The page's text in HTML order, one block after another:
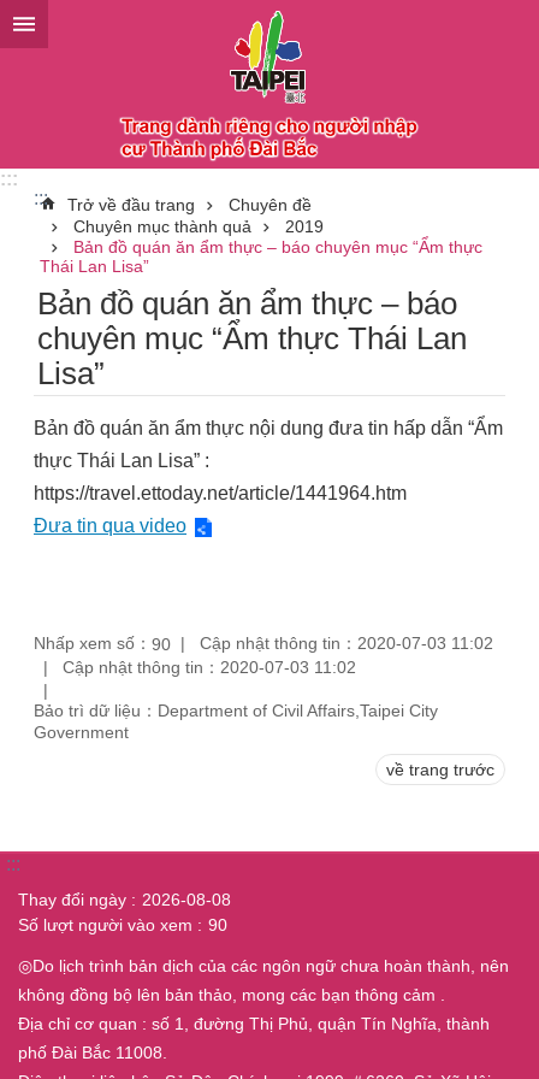
Chuyển đến khối nội dung chính
:::
:::
Trở về đầu trang
Chuyên đề
Chuyên mục thành quả
2019
Bản đồ quán ăn ẩm thực – báo chuyên mục “Ẩm thực
Thái Lan Lisa”
Bản đồ quán ăn ẩm thực – báo
chuyên mục “Ẩm thực Thái Lan
Lisa”
Bản đồ quán ăn ẩm thực nội dung đưa tin hấp dẫn “Ẩm
thực Thái Lan Lisa” :
https://travel.ettoday.net/article/1441964.htm
Đưa tin qua video
Nhấp xem số： 90
Cập nhật thông tin：2020-07-03 11:02
Cập nhật thông tin：2020-07-03 11:02
Bảo trì dữ liệu：Department of Civil Affairs,Taipei City
Government
về trang trước
:::
Thay đổi ngày
2026-08-08
Số lượt người vào xem
90
◎Do lịch trình bản dịch của các ngôn ngữ chưa hoàn thành, nên
không đồng bộ lên bản thảo, mong các bạn thông cảm .
Địa chỉ cơ quan : số 1, đường Thị Phủ, quận Tín Nghĩa, thành
phố Đài Bắc 11008.